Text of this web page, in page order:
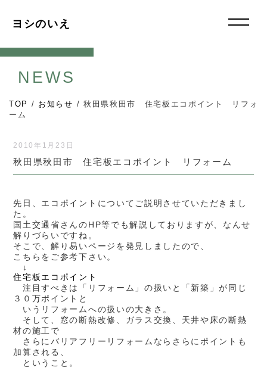
ヨシのいえ
NEWS
TOP / お知らせ / 秋田県秋田市 住宅板エコポイント リフォ
ーム
2010年1月23日
秋田県秋田市 住宅板エコポイント リフォーム
先日、エコポイントについてご説明させていただきまし
た。
国土交通省さんのHP等でも解説しておりますが、なんせ
解りづらいですね。
そこで、解り易いページを発見しましたので、
こちらをご参考下さい。
↓
住宅板エコポイント
注目すべきは「リフォーム」の扱いと「新築」が同じ
３０万ポイントと
いうリフォームへの扱いの大きさ。
そして、窓の断熱改修、ガラス交換、天井や床の断熱
材の施工で
さらにバリアフリーリフォームならさらにポイントも
加算される、
ということ。